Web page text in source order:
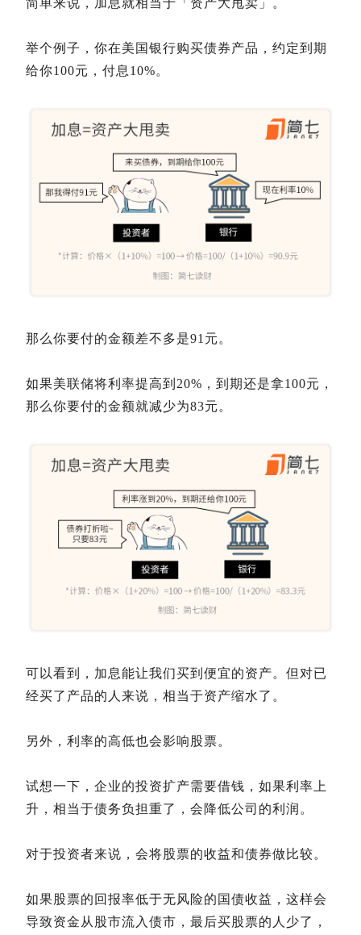
简单来说，加息就相当于「资产大甩卖」。
举个例子，你在美国银行购买债券产品，约定到期
给你100元，付息10%。
那么你要付的金额差不多是91元。
如果美联储将利率提高到20%，到期还是拿100元，
那么你要付的金额就减少为83元。
可以看到，加息能让我们买到便宜的资产。但对已
经买了产品的人来说，相当于资产缩水了。
另外，利率的高低也会影响股票。
试想一下，企业的投资扩产需要借钱，如果利率上
升，相当于债务负担重了，会降低公司的利润。
对于投资者来说，会将股票的收益和债券做比较。
如果股票的回报率低于无风险的国债收益，这样会
导致资金从股市流入债市，最后买股票的人少了，